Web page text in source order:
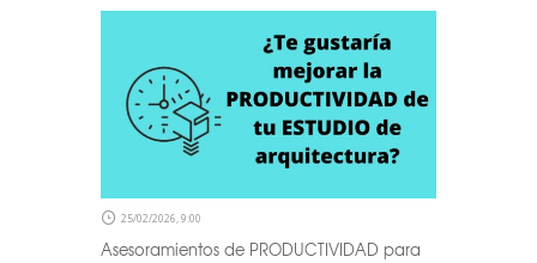
25/02/2026, 9:00
Asesoramientos de PRODUCTIVIDAD para